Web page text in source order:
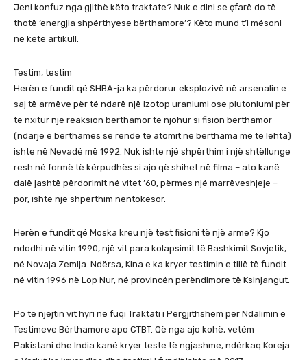
Jeni konfuz nga gjithë këto traktate? Nuk e dini se çfarë do të
thotë ‘energjia shpërthyese bërthamore’? Këto mund t’i mësoni
në këtë artikull.
Testim, testim
Herën e fundit që SHBA-ja ka përdorur eksplozivë në arsenalin e
saj të armëve për të ndarë një izotop uraniumi ose plutoniumi për
të nxitur një reaksion bërthamor të njohur si fision bërthamor
(ndarje e bërthamës së rëndë të atomit në bërthama më të lehta)
ishte në Nevadë më 1992. Nuk ishte një shpërthim i një shtëllunge
resh në formë të kërpudhës si ajo që shihet në filma – ato kanë
dalë jashtë përdorimit në vitet ’60, përmes një marrëveshjeje –
por, ishte një shpërthim nëntokësor.
Herën e fundit që Moska kreu një test fisioni të një arme? Kjo
ndodhi në vitin 1990, një vit para kolapsimit të Bashkimit Sovjetik,
në Novaja Zemlja. Ndërsa, Kina e ka kryer testimin e tillë të fundit
në vitin 1996 në Lop Nur, në provincën perëndimore të Ksinjangut.
Po të njëjtin vit hyri në fuqi Traktati i Përgjithshëm për Ndalimin e
Testimeve Bërthamore apo CTBT. Që nga ajo kohë, vetëm
Pakistani dhe India kanë kryer teste të ngjashme, ndërkaq Koreja